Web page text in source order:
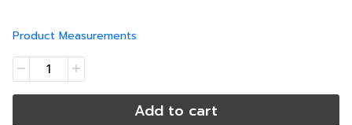
Product Measurements
Add to cart